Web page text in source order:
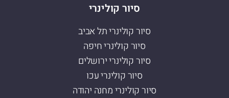
סיור קולינרי
סיור קולינרי תל אביב
סיור קולינרי חיפה
סיור קולינרי ירושלים
סיור קולינרי עכו
סיור קולינרי מחנה יהודה